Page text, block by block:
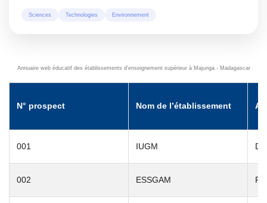
Sciences Technologies Environnement
Annuaire web éducatif des établissements d'enseignement supérieur à Majunga - Madagascar
N° prospect Nom de l’établissement
001 IUGM
002 ESSGAM